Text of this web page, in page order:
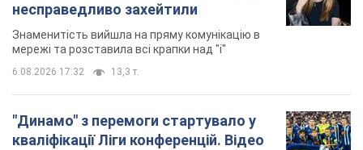
несправедливо захейтили
Знаменитість вийшла на пряму комунікацію в
мережі та розставила всі крапки над "і"
6.08.2026 17:32 13,3 т.
"Динамо" з перемоги стартувало у
кваліфікації Ліги конференцій. Відео